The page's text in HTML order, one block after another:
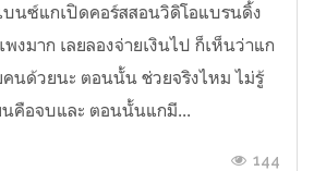
บนซ์แกเปิดคอร์สสอนวิดิโอแบรนดิ้ง
งมาก เลยลองจ่ายเงินไป ก็เห็นว่าแก
คนด้วยนะ ตอนนั้น ช่วยจริงไหม ไม่รู้
นคือจบและ ตอนนั้นแกมี...
144